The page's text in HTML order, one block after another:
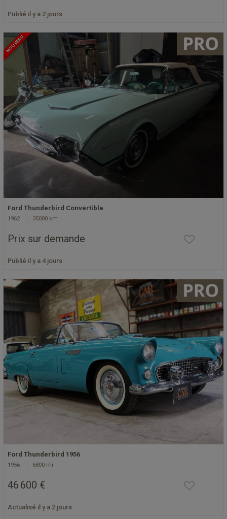
Publié il y a 2 jours
NOUVEAU
Ford Thunderbird Convertible
1962 35000 km
Prix sur demande
Publié il y a 4 jours
Ford Thunderbird 1956
1956 6800 mi
46 600 €
Actualisé il y a 2 jours